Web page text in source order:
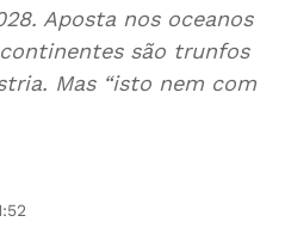
Aposta nos oceanos
são trunfos
Mas “isto nem com